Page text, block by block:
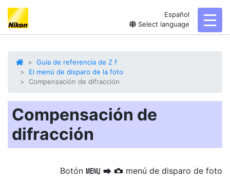
Español
Select language
Guia de referencia de Z f
El menú de disparo de la foto
Compensación de difracción
Compensación de
difracción
Botón G U C menú de disparo de foto